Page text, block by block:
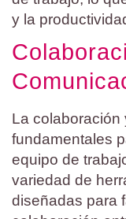
y la
La colaboración
fundamentales
equipo de
variedad de
diseñadas para